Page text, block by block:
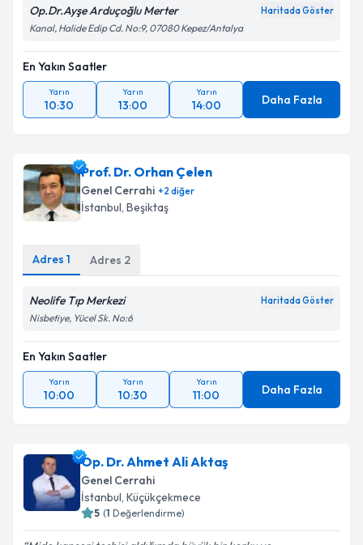
Op.Dr.Ayşe Arduçoğlu Merter Haritada Göster
Kanal, Halide Edip Cd. No:9, 07080 Kepez/Antalya
En Yakın Saatler
Yarın
10:30
Yarın
13:00
Yarın
14:00 Daha Fazla
Prof. Dr. Orhan Çelen
Genel Cerrahi +2 diğer
İstanbul, Beşiktaş
Adres 1 Adres 2
Neolife Tıp Merkezi Haritada Göster
Nisbetiye, Yücel Sk. No:6
En Yakın Saatler
Yarın
10:00
Yarın
10:30
Yarın
11:00 Daha Fazla
Op. Dr. Ahmet Ali Aktaş
Genel Cerrahi
İstanbul, Küçükçekmece
5 (1 Değerlendirme)